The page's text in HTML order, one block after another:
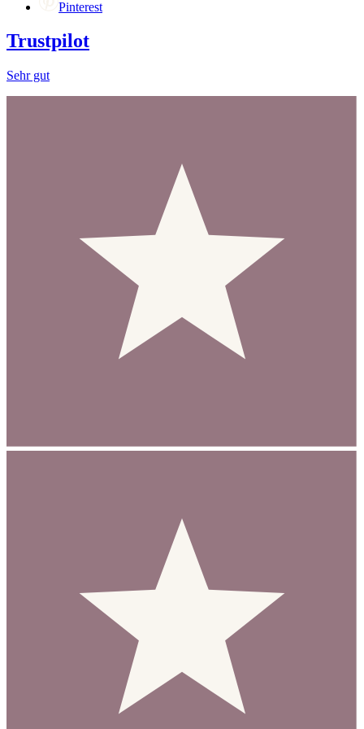
Pinterest
Trustpilot
Sehr gut